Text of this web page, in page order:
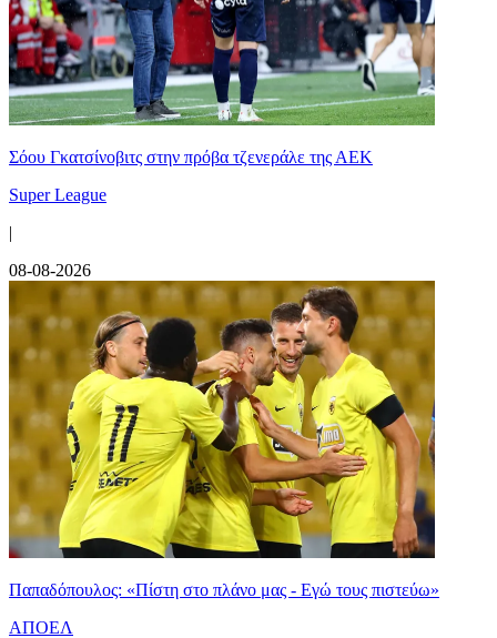
Σόου Γκατσίνοβιτς στην πρόβα τζενεράλε της ΑΕΚ
Super League
|
08-08-2026
Παπαδόπουλος: «Πίστη στο πλάνο μας - Εγώ τους πιστεύω»
ΑΠΟΕΛ